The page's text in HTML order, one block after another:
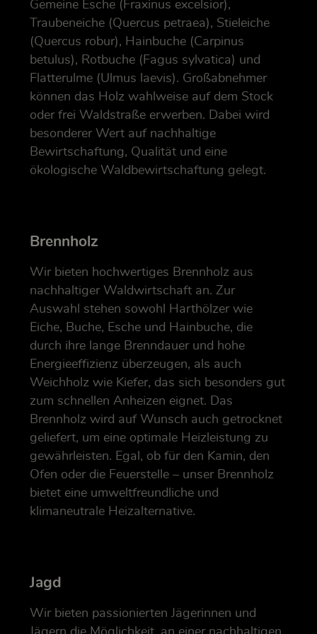
Gemeine Esche (Fraxinus excelsior),
Traubeneiche (Quercus petraea), Stieleiche
(Quercus robur), Hainbuche (Carpinus
betulus), Rotbuche (Fagus sylvatica) und
Flatterulme (Ulmus laevis). Großabnehmer
können das Holz wahlweise auf dem Stock
oder frei Waldstraße erwerben. Dabei wird
besonderer Wert auf nachhaltige
Bewirtschaftung, Qualität und eine
ökologische Waldbewirtschaftung gelegt.
Brennholz
Wir bieten hochwertiges Brennholz aus
nachhaltiger Waldwirtschaft an. Zur
Auswahl stehen sowohl Harthölzer wie
Eiche, Buche, Esche und Hainbuche, die
durch ihre lange Brenndauer und hohe
Energieeffizienz überzeugen, als auch
Weichholz wie Kiefer, das sich besonders gut
zum schnellen Anheizen eignet. Das
Brennholz wird auf Wunsch auch getrocknet
geliefert, um eine optimale Heizleistung zu
gewährleisten. Egal, ob für den Kamin, den
Ofen oder die Feuerstelle – unser Brennholz
bietet eine umweltfreundliche und
klimaneutrale Heizalternative.
Jagd
Wir bieten passionierten Jägerinnen und